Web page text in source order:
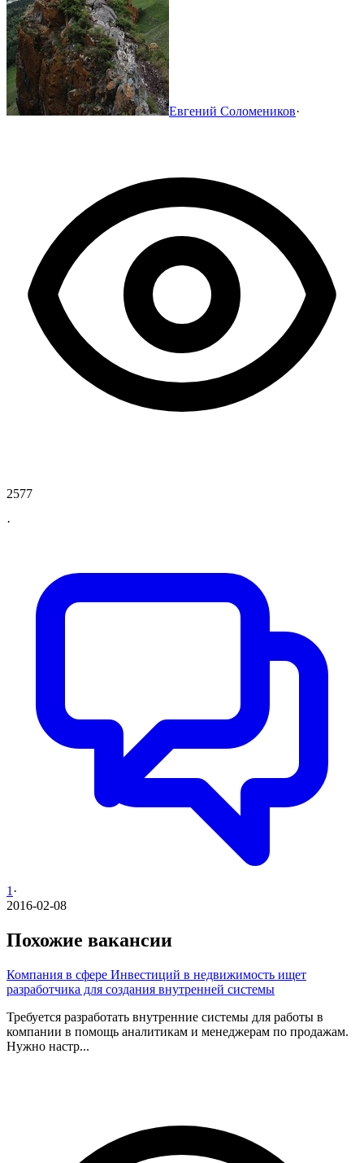
Евгений Соломеников·
2577
·
1 ·
2016-02-08
Похожие вакансии
Компания в сфере Инвестиций в недвижимость ищет
разработчика для создания внутренней системы
Требуется разработать внутренние системы для работы в
компании в помощь аналитикам и менеджерам по продажам.
Нужно настр...